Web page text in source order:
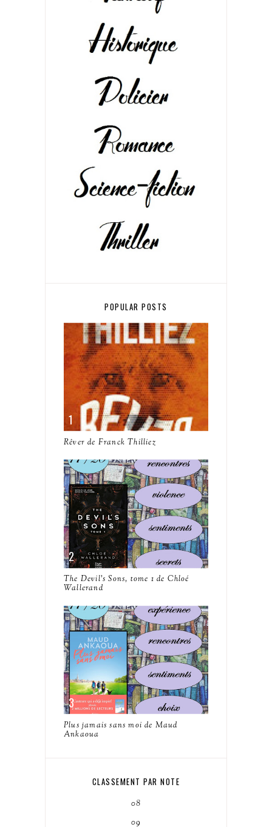
POPULAR POSTS
Rêver de Franck Thilliez
The Devil's Sons, tome 1 de Chloé
Wallerand
Plus jamais sans moi de Maud
Ankaoua
CLASSEMENT PAR NOTE
08
09